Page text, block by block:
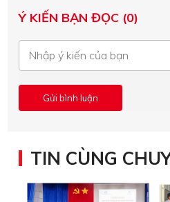
Ý KIẾN BẠN ĐỌC (0)
TIN CÙNG